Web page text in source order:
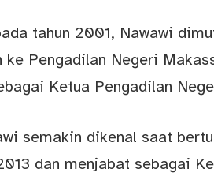
tahun 2001, Nawawi
ke Pengadilan Negeri
Ketua Pengadilan
semakin dikenal saat
dan menjabat sebagai